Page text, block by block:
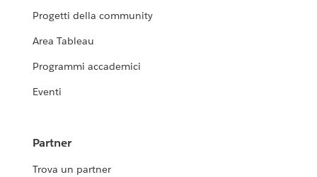
Progetti della community
Area Tableau
Programmi accademici
Eventi
Partner
Trova un partner